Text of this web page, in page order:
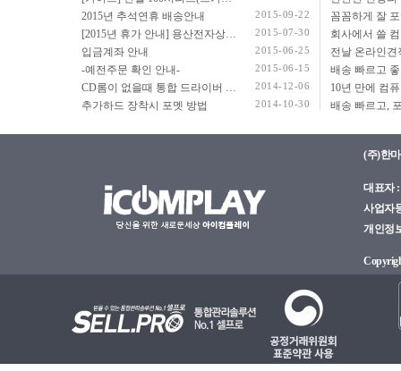
2015년 추석연휴 배송안내 2015-09-22
[2015년 휴가 안내] 용산전자상가 여름 휴가 안내 2015-07-30
입금계좌 안내 2015-06-25
-예전주문 확인 안내- 2015-06-15
CD롬이 없을때 통합 드라이버 설치법 2014-12-06
추가하드 장착시 포멧 방법 2014-10-30
(주)한
대표자
사업자
개인정